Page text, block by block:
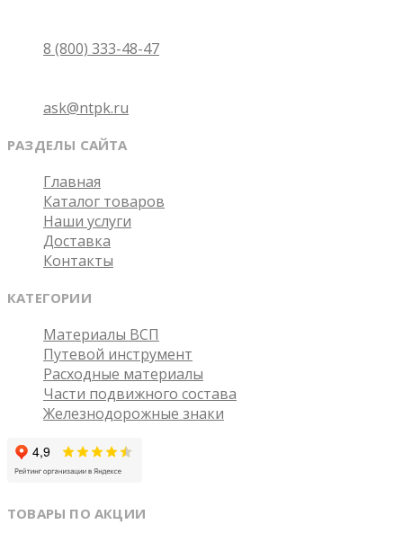
8 (800) 333-48-47
ask@ntpk.ru
РАЗДЕЛЫ САЙТА
Главная
Каталог товаров
Наши услуги
Доставка
Контакты
КАТЕГОРИИ
Материалы ВСП
Путевой инструмент
Расходные материалы
Части подвижного состава
Железнодорожные знаки
ТОВАРЫ ПО АКЦИИ